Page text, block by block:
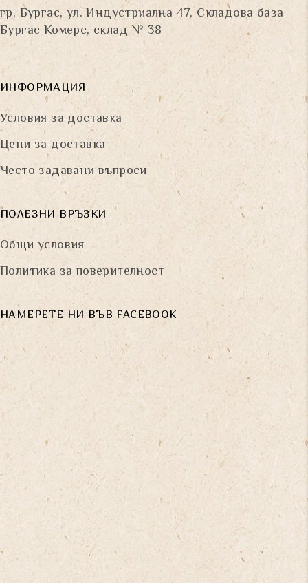
гр. Бургас, ул. Индустриална 47, Складова база
Бургас Комерс, склад № 38
ИНФОРМАЦИЯ
Условия за доставка
Цени за доставка
Често задавани въпроси
ПОЛЕЗНИ ВРЪЗКИ
Общи условия
Политика за поверителност
НАМЕРЕТЕ НИ ВЪВ FACEBOOK